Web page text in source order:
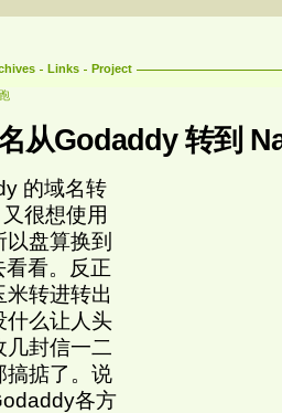
Links
Project
从Godaddy 转到
的域名转
很想使用
盘算换到
看。反正
转进转出
什么让人头
几封信一二
搞掂了。说
各方